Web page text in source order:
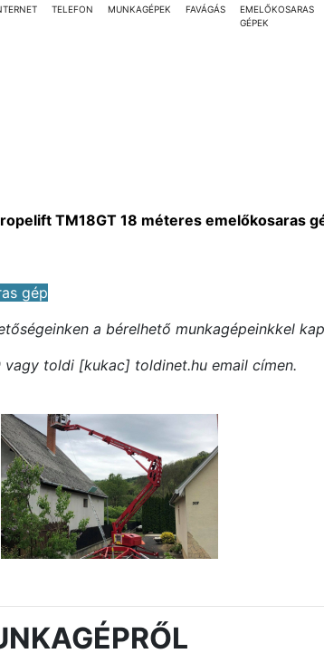
TELEFON MUNKAGÉPEK FAVÁGÁS
EMELŐKOSARAS
GÉPEK
TM18GT 18 méteres emelőkosaras
gép
a bérelhető munkagépeinkkel
toldi [kukac] toldinet.hu email címen.